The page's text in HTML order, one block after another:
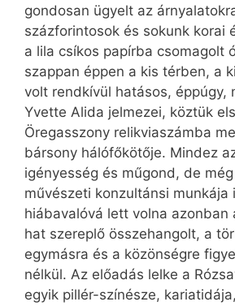
gondosan ügyelt az
százforintosok és sokunk korai
a lila csíkos papírba csomagolt
szappan éppen a kis térben, a
volt rendkívül hatásos, éppúgy,
Yvette Alida jelmezei, köztük
Öregasszony relikviaszámba
bársony hálófőkötője. Mindez
igényesség és műgond, de
művészeti konzultánsi munkája
hiábavalóvá lett volna azonban
hat szereplő összehangolt, a
egymásra és a közönségre
nélkül. Az előadás lelke a
egyik pillér-színésze,